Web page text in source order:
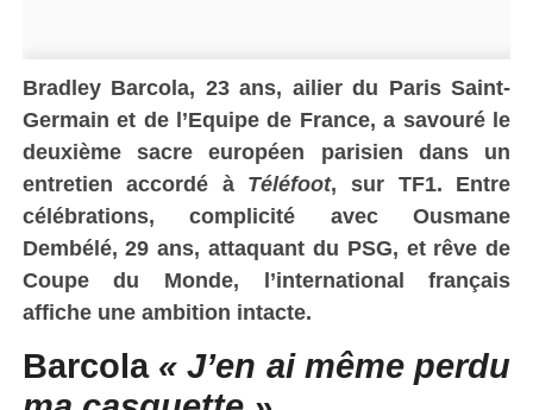
Bradley Barcola, 23 ans, ailier du Paris Saint-
Germain et de l’Equipe de France, a savouré le
deuxième sacre européen parisien dans un
entretien accordé à Téléfoot, sur TF1. Entre
célébrations, complicité avec Ousmane
Dembélé, 29 ans, attaquant du PSG, et rêve de
Coupe du Monde, l’international français
affiche une ambition intacte.
Barcola « J’en ai même perdu